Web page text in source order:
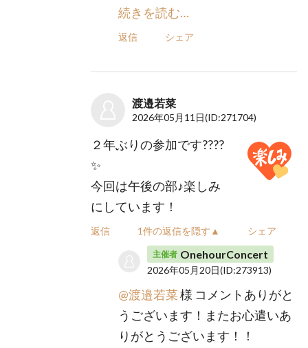
続きを読む…
返信 シェア
渡邉若菜
2026年05月11日(ID:271704)
２年ぶりの参加です????
✨
今回は午後の部♪楽しみ
にしています！
返信 1件の返信を隠す▲ シェア
主催者 OnehourConcert
2026年05月20日(ID:273913)
@渡邉若菜様 コメントありがと
うございます！またお心遣いあ
りがとうございます！！